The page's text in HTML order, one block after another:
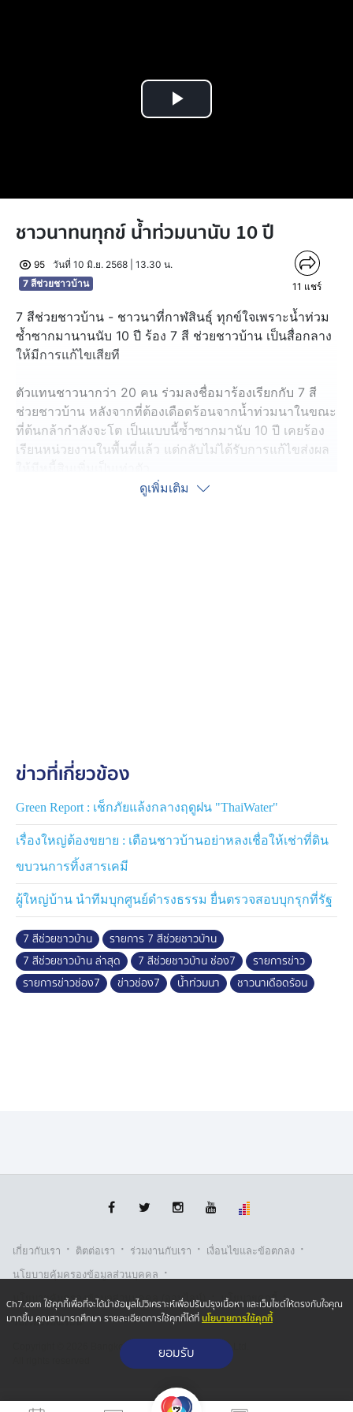
Play
ชาวนาทนทุกข์ น้ำท่วมนานับ 10 ปี
95
วันที่ 10 มิ.ย. 2568 | 13.30 น.
7 สีช่วยชาวบ้าน
11 แชร์
7 สีช่วยชาวบ้าน - ชาวนาที่กาฬสินธุ์ ทุกข์ใจเพราะน้ำท่วม
ซ้ำซากมานานนับ 10 ปี ร้อง 7 สี ช่วยชาวบ้าน เป็นสื่อกลาง
ให้มีการแก้ไขเสียที
ตัวแทนชาวนากว่า 20 คน ร่วมลงชื่อมาร้องเรียกกับ 7 สี
ช่วยชาวบ้าน หลังจากที่ต้องเดือดร้อนจากน้ำท่วมนาในขณะ
ที่ต้นกล้ากำลังจะโต เป็นแบบนี้ซ้ำซากมานับ 10 ปี เคยร้อง
เรียนหน่วยงานในพื้นที่แล้ว แต่กลับไม่ได้รับการแก้ไขส่งผล
อย่างเป็นรูปธรรมต่อไป
ดูเพิ่มเติม
ข่าวที่เกี่ยวข้อง
Green Report : เช็กภัยแล้งกลางฤดูฝน "ThaiWater"
เรื่องใหญ่ต้องขยาย : เตือนชาวบ้านอย่าหลงเชื่อให้เช่าที่ดิน
ขบวนการทิ้งสารเคมี
ผู้ใหญ่บ้าน นำทีมบุกศูนย์ดำรงธรรม ยื่นตรวจสอบบุกรุกที่รัฐ
7 สีช่วยชาวบ้าน
รายการ 7 สีช่วยชาวบ้าน
7 สีช่วยชาวบ้าน ล่าสุด
7 สีช่วยชาวบ้าน ช่อง7
รายการข่าว
รายการข่าวช่อง7
ข่าวช่อง7 น้ำท่วมนา ชาวนาเดือดร้อน
เกี่ยวกับเรา · ติตต่อเรา · ร่วมงานกับเรา · เงื่อนไขและข้อตกลง ·
นโยบายคุ้มครองข้อมูลส่วนบุคคล ·
นโยบายคุ้มครองข้อมูลส่วนบุคคล (ออนไลน์) · นโยบายคุกกี้ ·
รับเรื่องร้องเรียน
Copyright © 2026 Bangkok Broadcasting & T.V. Co.,Ltd.
Ch7.com ใช้คุกกี้เพื่อที่จะได้นำข้อมูลไปวิเคราะห์เพื่อปรับปรุงเนื้อหา และเว็บไซต์ให้ตรงกับใจคุณ
มากขึ้น คุณสามารถศึกษา รายละเอียดการใช้คุกกี้ได้ที่นโยบายการใช้คุกกี้
ยอมรับ